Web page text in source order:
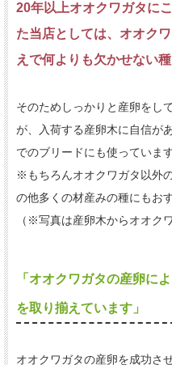
20年以上オオクワガタに
た当店としては、オオク
えで何よりも欠かせない種
そのためしっかりと産卵をし
が、入荷する産卵木に自信が
でのブリードにも使っています
※もちろんオオクワガタ以外
の他多くの材産みの種にもお
（※写真は産卵木からオオク
「オオクワガタの産卵に
を取り揃えています」
オオクワガタの産卵を成功さ